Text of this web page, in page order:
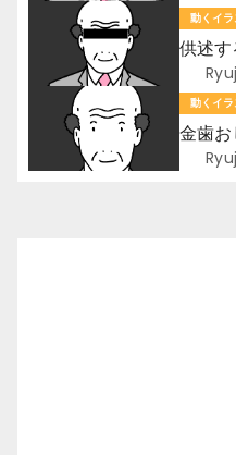
シ
ョ
動くイラ
供述す
動くイラ
金歯お